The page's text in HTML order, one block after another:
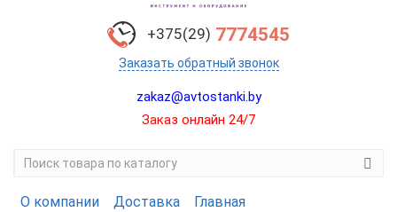
+375(29) 7774545
Заказать обратный звонок
zakaz@avtostanki.by
Заказ онлайн 24/7
О компании Доставка Главная